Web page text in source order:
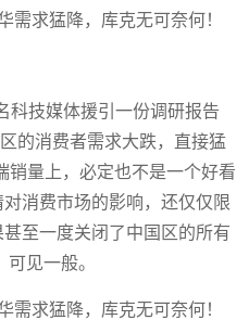
科技媒体援引一份调研报告
的消费者需求大跌，直接猛
销量上，必定也不是一个好看
消费市场的影响，还仅仅限
至一度关闭了中国区的所有
见一般。